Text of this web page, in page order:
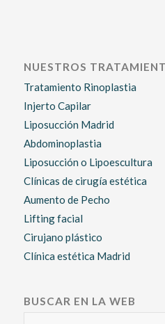
NUESTROS
Tratamiento Rinoplastia
Injerto Capilar
Liposucción Madrid
Abdominoplastia
Liposucción o Lipoescultura
Clínicas de cirugía estética
Aumento de Pecho
Lifting facial
Cirujano plástico
Clínica estética Madrid
BUSCAR EN LA WEB